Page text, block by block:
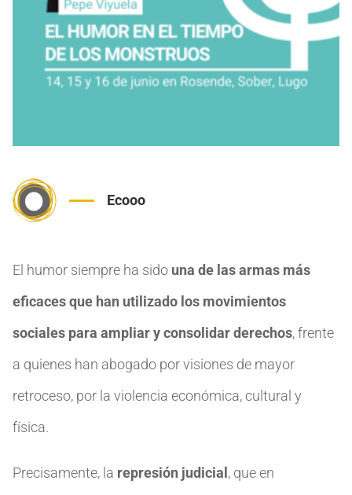
Ecooo
El humor siempre ha sido una de las armas más
eficaces que han utilizado los movimientos
sociales para ampliar y consolidar derechos, frente
a quienes han abogado por visiones de mayor
retroceso, por la violencia económica, cultural y
física.
Precisamente, la represión judicial , que en